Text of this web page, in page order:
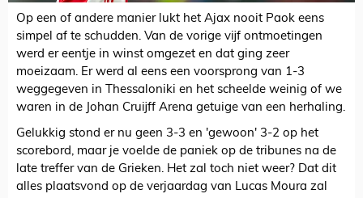
Op een of andere manier lukt het Ajax nooit Paok eens
simpel af te schudden. Van de vorige vijf ontmoetingen
werd er eentje in winst omgezet en dat ging zeer
moeizaam. Er werd al eens een voorsprong van 1-3
weggegeven in Thessaloniki en het scheelde weinig of we
waren in de Johan Cruijff Arena getuige van een herhaling.
Gelukkig stond er nu geen 3-3 en 'gewoon' 3-2 op het
scorebord, maar je voelde de paniek op de tribunes na de
late treffer van de Grieken. Het zal toch niet weer? Dat dit
alles plaatsvond op de verjaardag van Lucas Moura zal